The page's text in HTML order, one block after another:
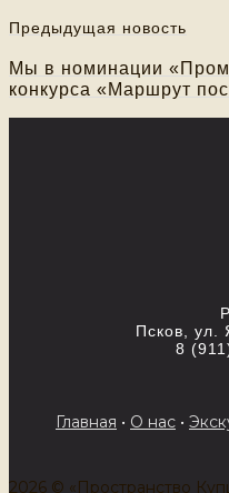
Предыдущая новость
Мы в номинации
конкурса «Маршрут
Псков, ул.
8
Главная • О нас •
2026 © «Пространство